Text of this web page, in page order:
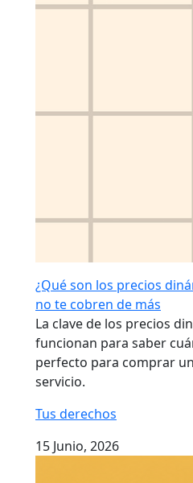
¿Qué son los precios
no te cobren de más
La clave de los precios
funcionan para saber
perfecto para comprar
servicio.
Tus derechos
15 Junio, 2026